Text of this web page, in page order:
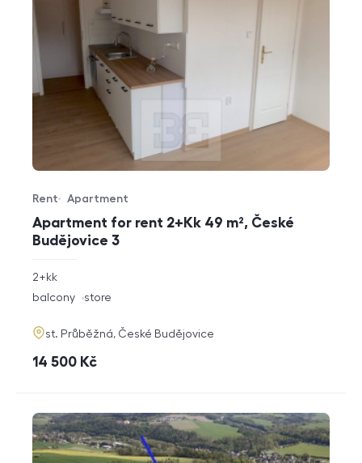
Apartment for rent 2+Kk 49 m², České
Budějovice 3
Offer type
Rent
Property type
Apartment
rozměry
2+kk
funkce
balcony store
adresa
st. Průběžná, České Budějovice
cena
14 500 Kč